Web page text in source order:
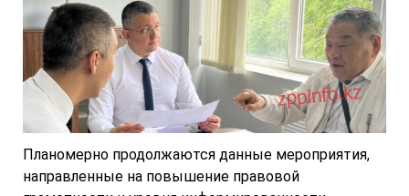
Планомерно продолжаются данные мероприятия,
направленные на повышение правовой